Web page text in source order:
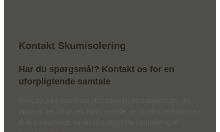
Kontakt Skumisolering
Har du spørgsmål? Kontakt os for en
uforpligtende samtale